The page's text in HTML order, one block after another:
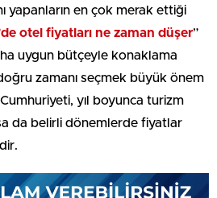
yapanların en çok merak ettiği
otel fiyatları ne zaman düşer”
uygun bütçeyle konaklama
zamanı seçmek büyük önem
Cumhuriyeti, yıl boyunca turizm
da belirli dönemlerde fiyatlar